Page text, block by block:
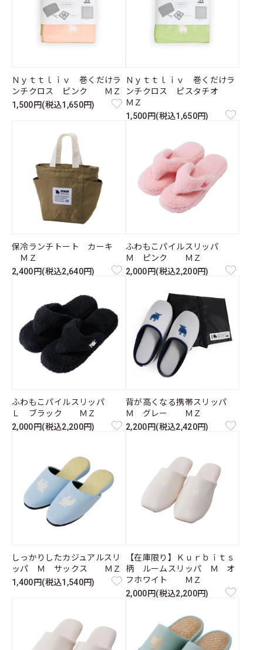
Ｎｙｔｔｌｉｖ 巻くだけラ
ンチクロス ピンク ＭＺ
1,500円(税込1,650円)
Ｎｙｔｔｌｉｖ 巻くだけラ
ンチクロス ピスタチオ
ＭＺ
1,500円(税込1,650円)
保冷ランチトート カーキ
ＭＺ
2,400円(税込2,640円)
ふわもこパイルスリッパ
Ｍ ピンク ＭＺ
2,000円(税込2,200円)
ふわもこパイルスリッパ
Ｌ ブラック ＭＺ
2,000円(税込2,200円)
背が高くなる携帯スリッパ
Ｍ グレー ＭＺ
2,200円(税込2,420円)
しっかりしたカジュアルスリ
ッパ Ｍ サックス ＭＺ
1,400円(税込1,540円)
【在庫限り】Ｋｕｒｂｉｔｓ
柄 ルームスリッパ Ｍ オ
フホワイト ＭＺ
2,000円(税込2,200円)